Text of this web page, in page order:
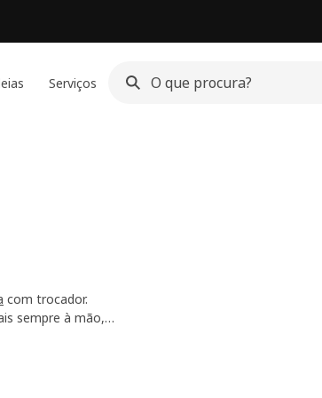
Serviços
com trocador.
sempre à mão,